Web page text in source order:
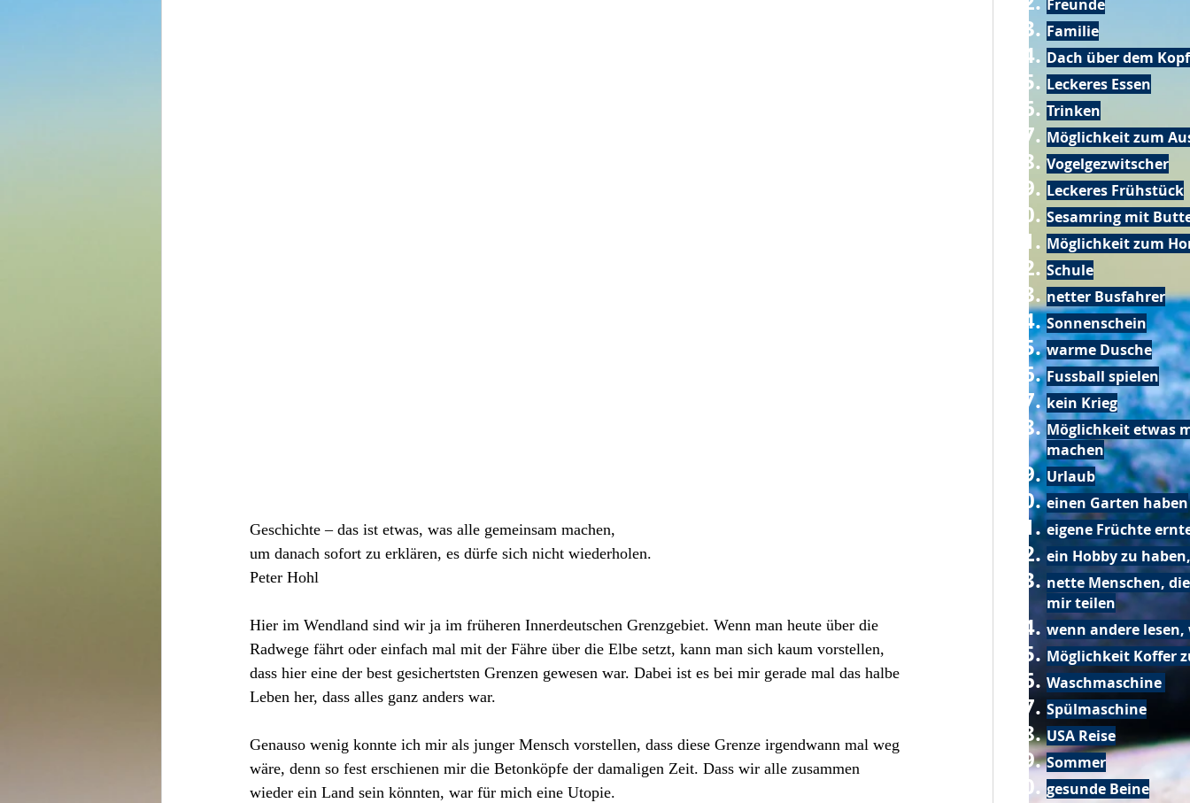
Geschichte – das ist etwas, was alle gemeinsam machen,
um danach sofort zu erklären, es dürfe sich nicht wiederholen.
Peter Hohl
Hier im Wendland sind wir ja im früheren Innerdeutschen Grenzgebiet. Wenn man heute über die
Radwege fährt oder einfach mal mit der Fähre über die Elbe setzt, kann man sich kaum vorstellen,
dass hier eine der best gesichertsten Grenzen gewesen war. Dabei ist es bei mir gerade mal das halbe
Leben her, dass alles ganz anders war.
Genauso wenig konnte ich mir als junger Mensch vorstellen, dass diese Grenze irgendwann mal weg
wäre, denn so fest erschienen mir die Betonköpfe der damaligen Zeit. Dass wir alle zusammen
wieder ein Land sein könnten, war für mich eine Utopie.
Freunde
Familie
Dach über dem Kopf
Leckeres Essen
Trinken
Möglichkeit zum
Vogelgezwitscher
Leckeres Frühstück
Sesamring mit
Möglichkeit zum
Schule
netter Busfahrer
Sonnenschein
warme Dusche
Fussball spielen
kein Krieg
Möglichkeit etwas
machen
Urlaub
einen Garten haben
eigene Früchte
ein Hobby zu
nette Menschen,
mir teilen
wenn andere lesen,
Möglichkeit Koffer
Waschmaschine
Spülmaschine
USA Reise
Sommer
gesunde Beine